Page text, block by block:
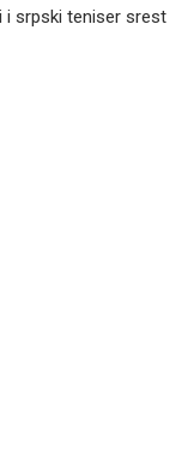
i srpski teniser srest